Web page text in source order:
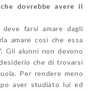
dovrebbe avere il
farsi amare dagli
amare così che essa
Gli alunni non devono
che di trovarsi
Per rendere meno
aver studiato lui ed